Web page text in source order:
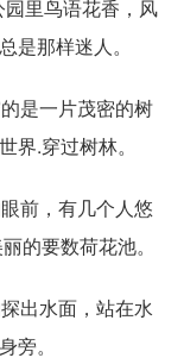
里鸟语花香，风
是那样迷人。
是一片茂密的树
界.穿过树林。
前，有几个人悠
的要数荷花池。
出水面，站在水
旁。